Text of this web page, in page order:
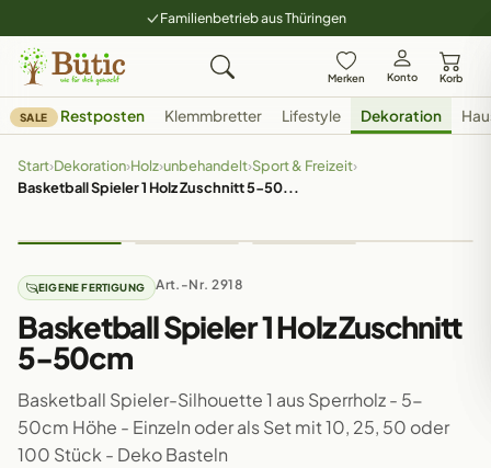
Familienbetrieb aus Thüringen
Merken Konto Korb
SALE Restposten Klemmbretter Lifestyle Dekoration
Start›Dekoration›Holz›unbehandelt›Sport & Freizeit›
Basketball Spieler 1 Holz Zuschnitt 5-50...
EIGENE FERTIGUNG Art.-Nr. 2918
Basketball Spieler 1 Holz Zuschnitt
5-50cm
Basketball Spieler-Silhouette 1 aus Sperrholz - 5-
50cm Höhe - Einzeln oder als Set mit 10, 25, 50 oder
100 Stück - Deko Basteln